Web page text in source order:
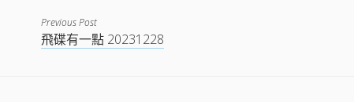
Previous Post
飛碟有一點 20231228